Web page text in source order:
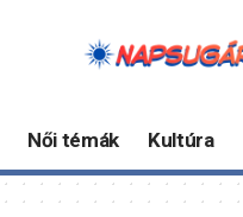
Női témák Kultúra